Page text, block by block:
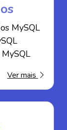
MySQL
Ver mais